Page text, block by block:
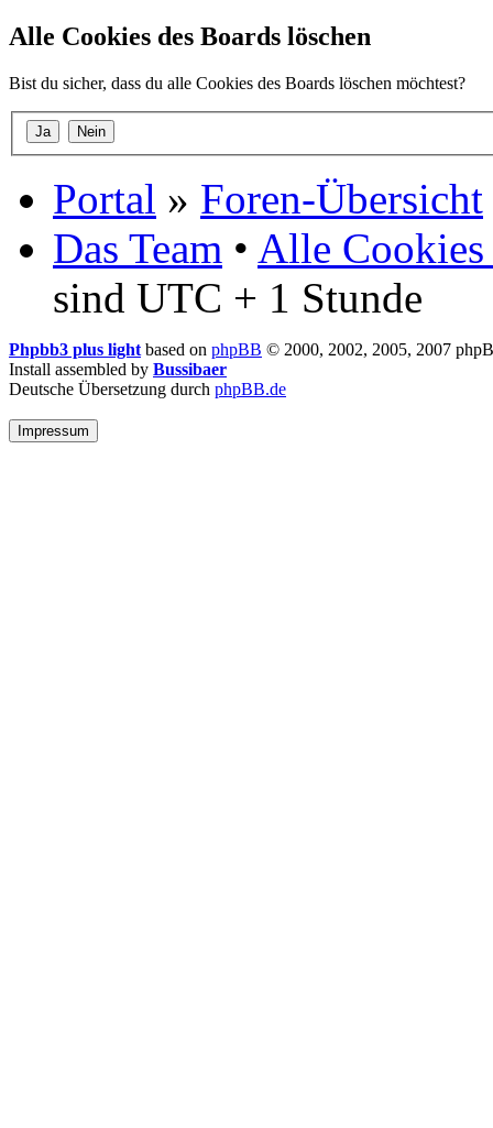
Alle Cookies des Boards löschen
Bist du sicher, dass du alle Cookies des Boards löschen möchtest?
Portal » Foren-Übersicht
Das Team • Alle Cookies
sind UTC + 1 Stunde
Phpbb3 plus light based on phpBB © 2000, 2002, 2005, 2007
Install assembled by Bussibaer
Deutsche Übersetzung durch phpBB.de